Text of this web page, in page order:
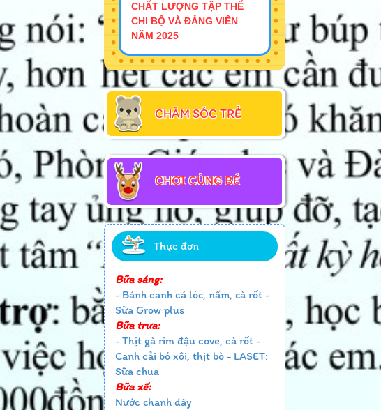
CHẤT LƯỢNG TẬP THỂ
CHI BỘ VÀ ĐẢNG VIÊN
NĂM 2025
CHĂM SÓC TRẺ
CHƠI CÙNG BÉ
Thực đơn
Bữa sáng:
- Bánh canh cá lóc, nấm, cà rốt -
Sữa Grow plus
Bữa trưa:
- Thịt gà rim đậu cove, cà rốt -
Canh cải bó xôi, thịt bò - LASET:
Sữa chua
Bữa xế:
Nước chanh dây